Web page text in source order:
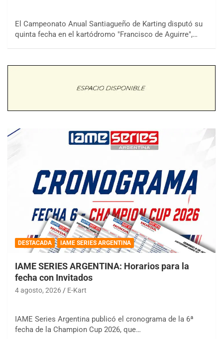
El Campeonato Anual Santiagueño de Karting disputó su
quinta fecha en el kartódromo "Francisco de Aguirre",…
DESTACADA IAME SERIES ARGENTINA
IAME SERIES ARGENTINA: Horarios para la
fecha con Invitados
4 agosto, 2026 E-Kart
IAME Series Argentina publicó el cronograma de la 6ª
fecha de la Champion Cup 2026, que…